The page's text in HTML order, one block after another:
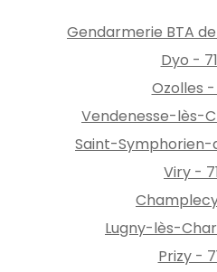
Gendarmerie BTA
Dyo -
Ozolles -
Vendenesse-lès-
Saint-Symphorien-
Viry -
Champlecy
Lugny-lès-
Prizy -